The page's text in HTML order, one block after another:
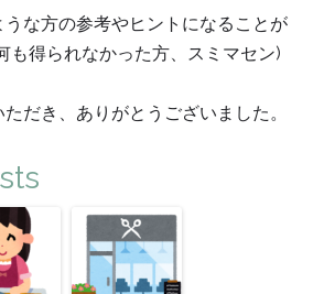
な方の参考やヒントになることが
も得られなかった方、スミマセン)
だき、ありがとうございました。